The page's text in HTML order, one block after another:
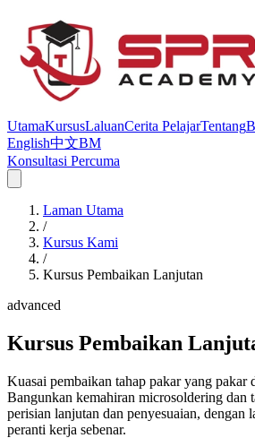
UtamaKursusLaluanCerita PelajarTentang
English中文BM
Konsultasi Percuma
Laman Utama
/
Kursus Kami
/
Kursus Pembaikan Lanjutan
advanced
Kursus Pembaikan
Kuasai pembaikan tahap pakar yang pakar
Bangunkan kemahiran microsoldering dan
perisian lanjutan dan penyesuaian, dengan
peranti kerja sebenar.